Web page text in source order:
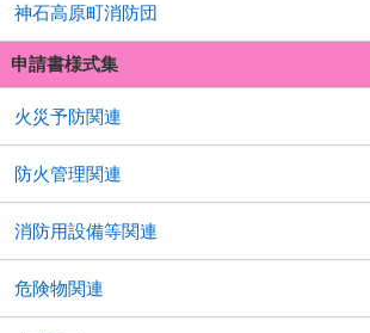
神石高原町消防団
申請書様式集
火災予防関連
防火管理関連
消防用設備等関連
危険物関連